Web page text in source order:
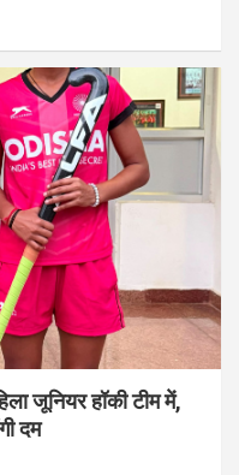
जूनियर हॉकी टीम में,
दम